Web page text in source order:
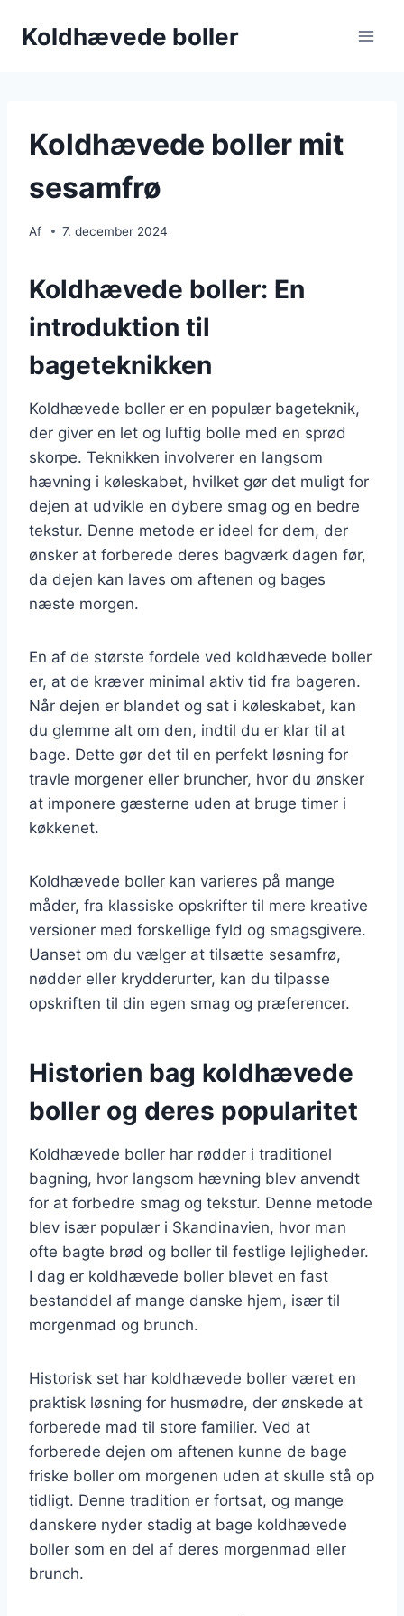
Koldhævede boller
Koldhævede boller mit
sesamfrø
Af 7. december 2024
Koldhævede boller: En
introduktion til
bageteknikken
Koldhævede boller er en populær bageteknik,
der giver en let og luftig bolle med en sprød
skorpe. Teknikken involverer en langsom
hævning i køleskabet, hvilket gør det muligt for
dejen at udvikle en dybere smag og en bedre
tekstur. Denne metode er ideel for dem, der
ønsker at forberede deres bagværk dagen før,
da dejen kan laves om aftenen og bages
næste morgen.
En af de største fordele ved koldhævede boller
er, at de kræver minimal aktiv tid fra bageren.
Når dejen er blandet og sat i køleskabet, kan
du glemme alt om den, indtil du er klar til at
bage. Dette gør det til en perfekt løsning for
travle morgener eller bruncher, hvor du ønsker
at imponere gæsterne uden at bruge timer i
køkkenet.
Koldhævede boller kan varieres på mange
måder, fra klassiske opskrifter til mere kreative
versioner med forskellige fyld og smagsgivere.
Uanset om du vælger at tilsætte sesamfrø,
nødder eller krydderurter, kan du tilpasse
opskriften til din egen smag og præferencer.
Historien bag koldhævede
boller og deres popularitet
Koldhævede boller har rødder i traditionel
bagning, hvor langsom hævning blev anvendt
for at forbedre smag og tekstur. Denne metode
blev især populær i Skandinavien, hvor man
ofte bagte brød og boller til festlige lejligheder.
I dag er koldhævede boller blevet en fast
bestanddel af mange danske hjem, især til
morgenmad og brunch.
Historisk set har koldhævede boller været en
praktisk løsning for husmødre, der ønskede at
forberede mad til store familier. Ved at
forberede dejen om aftenen kunne de bage
friske boller om morgenen uden at skulle stå op
tidligt. Denne tradition er fortsat, og mange
danskere nyder stadig at bage koldhævede
boller som en del af deres morgenmad eller
brunch.